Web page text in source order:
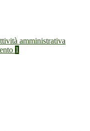
amministrativa
1